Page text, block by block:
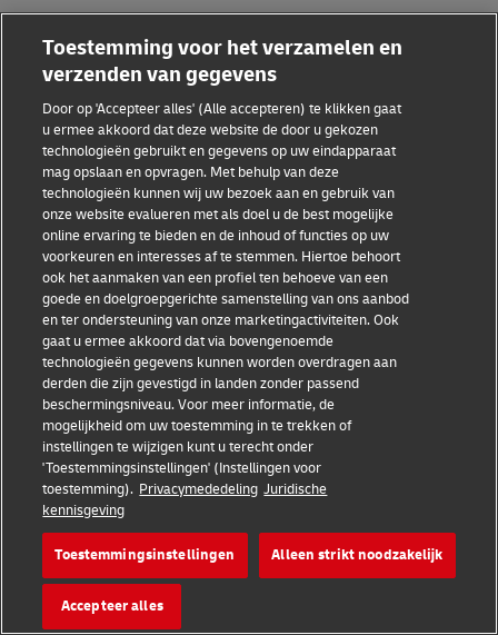
Sint Eustatius
Sint-Jan
Sint-Kruis
Sint Maarten
Sint-Thomas
Slovenië
Slowakije
Soedan
Solomoneilanden
Somalië
Toestemming voor het verzamelen en
verzenden van gegevens
Door op 'Accepteer alles' (Alle accepteren) te klikken gaat
u ermee akkoord dat deze website de door u gekozen
technologieën gebruikt en gegevens op uw eindapparaat
mag opslaan en opvragen. Met behulp van deze
technologieën kunnen wij uw bezoek aan en gebruik van
onze website evalueren met als doel u de best mogelijke
online ervaring te bieden en de inhoud of functies op uw
voorkeuren en interesses af te stemmen. Hiertoe behoort
ook het aanmaken van een profiel ten behoeve van een
goede en doelgroepgerichte samenstelling van ons aanbod
en ter ondersteuning van onze marketingactiviteiten. Ook
gaat u ermee akkoord dat via bovengenoemde
technologieën gegevens kunnen worden overdragen aan
derden die zijn gevestigd in landen zonder passend
beschermingsniveau. Voor meer informatie, de
mogelijkheid om uw toestemming in te trekken of
instellingen te wijzigen kunt u terecht onder
'Toestemmingsinstellingen' (Instellingen voor
toestemming). Privacymededeling Juridische
kennisgeving
Toestemmingsinstellingen Alleen strikt noodzakelijk
Accepteer alles